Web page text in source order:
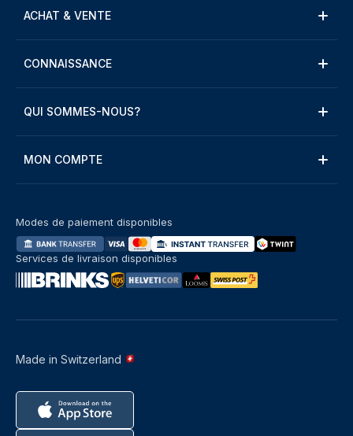
ACHAT & VENTE
CONNAISSANCE
QUI SOMMES-NOUS?
MON COMPTE
Made in Switzerland
Modes de paiement disponibles
Services de livraison disponibles